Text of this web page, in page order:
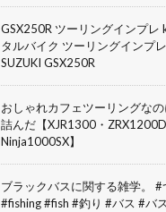
GSX250R ツーリングインプ
タルバイク ツーリングインプ
SUZUKI GSX250R
おしゃれカフェツーリングな
詰んだ【XJR1300・
Ninja1000SX】
ブラックバスに関する雑学。
#fishing #fish #釣り #バス #バ